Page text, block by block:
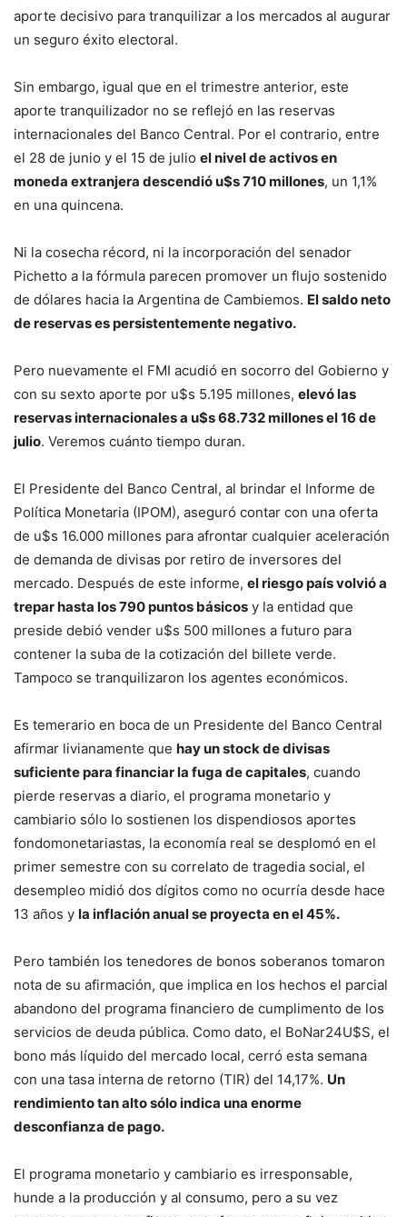
aporte decisivo para tranquilizar a los mercados al augurar
un seguro éxito electoral.
Sin embargo, igual que en el trimestre anterior, este
aporte tranquilizador no se reflejó en las reservas
internacionales del Banco Central. Por el contrario, entre
el 28 de junio y el 15 de julio el nivel de activos en
moneda extranjera descendió u$s 710 millones, un 1,1%
en una quincena.
Ni la cosecha récord, ni la incorporación del senador
Pichetto a la fórmula parecen promover un flujo sostenido
de dólares hacia la Argentina de Cambiemos. El saldo neto
de reservas es persistentemente negativo.
Pero nuevamente el FMI acudió en socorro del Gobierno y
con su sexto aporte por u$s 5.195 millones, elevó las
reservas internacionales a u$s 68.732 millones el 16 de
julio. Veremos cuánto tiempo duran.
El Presidente del Banco Central, al brindar el Informe de
Política Monetaria (IPOM), aseguró contar con una oferta
de u$s 16.000 millones para afrontar cualquier aceleración
de demanda de divisas por retiro de inversores del
mercado. Después de este informe, el riesgo país volvió a
trepar hasta los 790 puntos básicos y la entidad que
preside debió vender u$s 500 millones a futuro para
contener la suba de la cotización del billete verde.
Tampoco se tranquilizaron los agentes económicos.
Es temerario en boca de un Presidente del Banco Central
afirmar livianamente que hay un stock de divisas
suficiente para financiar la fuga de capitales, cuando
pierde reservas a diario, el programa monetario y
cambiario sólo lo sostienen los dispendiosos aportes
fondomonetariastas, la economía real se desplomó en el
primer semestre con su correlato de tragedia social, el
desempleo midió dos dígitos como no ocurría desde hace
13 años y la inflación anual se proyecta en el 45%.
Pero también los tenedores de bonos soberanos tomaron
nota de su afirmación, que implica en los hechos el parcial
abandono del programa financiero de cumplimento de los
servicios de deuda pública. Como dato, el BoNar24U$S, el
bono más líquido del mercado local, cerró esta semana
con una tasa interna de retorno (TIR) del 14,17%. Un
rendimiento tan alto sólo indica una enorme
desconfianza de pago.
El programa monetario y cambiario es irresponsable,
hunde a la producción y al consumo, pero a su vez